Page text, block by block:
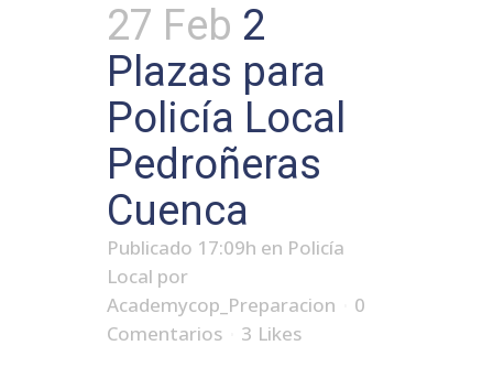
27 Feb 2
Plazas para
Policía Local
Pedroñeras
Cuenca
Publicado 17:09h en Policía
Local por
Academycop_Preparacion
0
Comentarios
3 Likes